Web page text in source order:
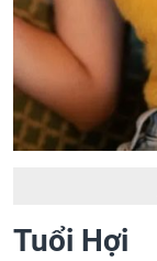
Tuổi Hợi